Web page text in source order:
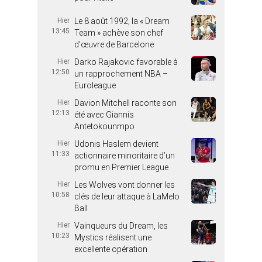
Hier
13:45
Le 8 août 1992, la « Dream
Team » achève son chef
d’œuvre de Barcelone
Hier
12:50
Darko Rajakovic favorable à
un rapprochement NBA –
Euroleague
Hier
12:13
Davion Mitchell raconte son
été avec Giannis
Antetokounmpo
Hier
11:33
Udonis Haslem devient
actionnaire minoritaire d’un
promu en Premier League
Hier
10:58
Les Wolves vont donner les
clés de leur attaque à LaMelo
Ball
Hier
10:23
Vainqueurs du Dream, les
Mystics réalisent une
excellente opération